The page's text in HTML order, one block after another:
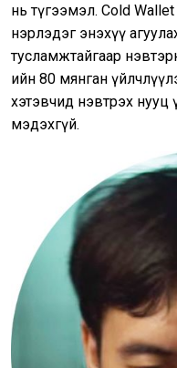
нь түгээмэл. Cold
нэрлэдэг энэхүү
тусламжтайгаар
ийн 80 мянган
хэтэвчид нэвтрэх нууц
мэдэхгүй.